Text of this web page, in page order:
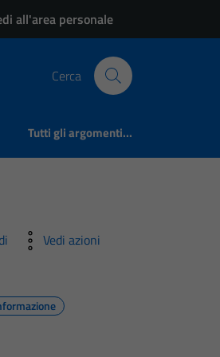
all'area personale
Cerca
Tutti gli argomenti...
Vedi azioni